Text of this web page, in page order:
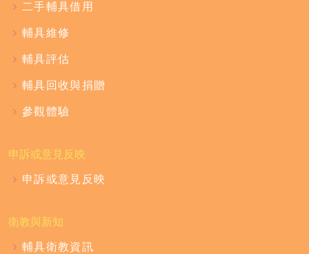
二手輔具借用
輔具維修
輔具評估
輔具回收與捐贈
參觀體驗
申訴或意見反映
申訴或意見反映
衛教與新知
輔具衛教資訊